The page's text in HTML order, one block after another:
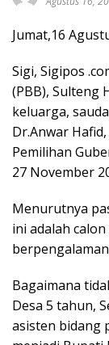
Jumat,16
Sigi, Sigipos
(PBB), Sulteng
keluarga,
Dr.Anwar
Pemilihan
27 November
Menurutnya
ini adalah
Bagaimana
Desa 5 tahun,
asisten bidang